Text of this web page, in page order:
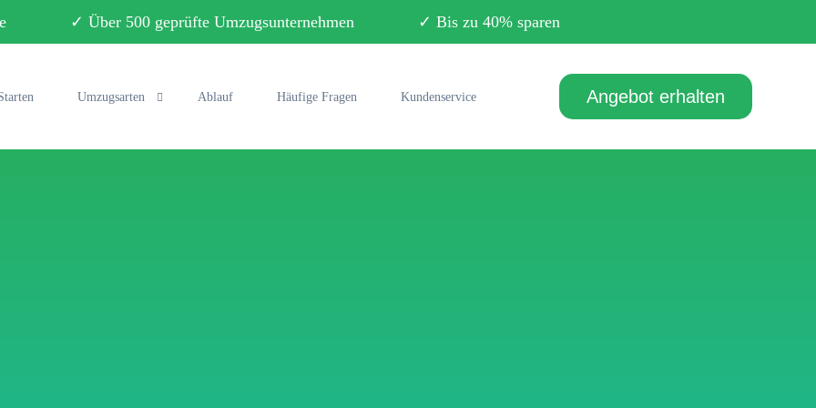
✓ Über 500 geprüfte Umzugsunternehmen ✓ Bis zu 40% sparen
Umzugsarten Ablauf Häufige Fragen Kundenservice Angebot erhalten